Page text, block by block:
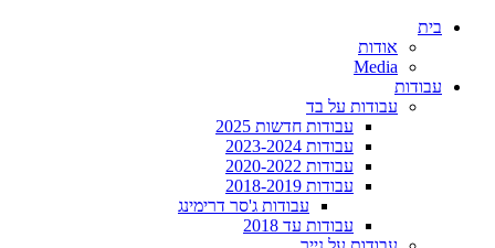
בית
אודות
Media
עבודות
עבודות על בד
עבודות חדשות 2025
עבודות 2023-2024
עבודות 2020-2022
עבודות 2018-2019
עבודות ג'סר דרימינג
עבודות עד 2018